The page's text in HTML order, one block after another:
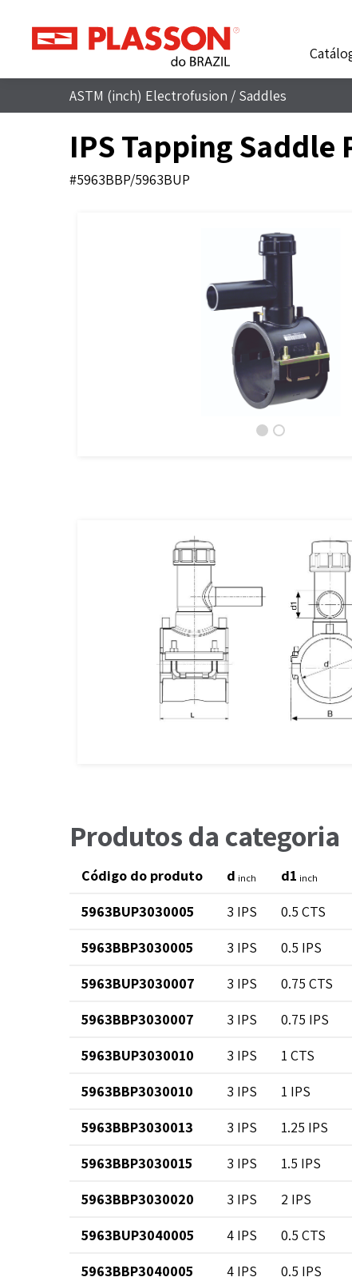
ASTM (inch) Electrofusion / Saddles
IPS Tapping
#5963BBP/5963BUP
Produtos da categoria
Código do produto d inch d1 inch
5963BUP3030005
3 IPS 0.5 CTS
5963BBP3030005
3 IPS 0.5 IPS
5963BUP3030007
3 IPS 0.75 CTS
5963BBP3030007
3 IPS 0.75 IPS
5963BUP3030010
3 IPS 1 CTS
5963BBP3030010
3 IPS 1 IPS
5963BBP3030013
3 IPS 1.25 IPS
5963BBP3030015
3 IPS 1.5 IPS
5963BBP3030020
3 IPS 2 IPS
5963BUP3040005
4 IPS 0.5 CTS
5963BBP3040005
4 IPS 0.5 IPS